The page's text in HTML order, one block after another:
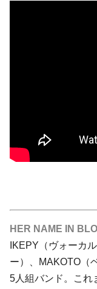
HER NAME IN
IKEPY（ヴォーカ
ー）、MAKOTO（
5人組バンド。これ